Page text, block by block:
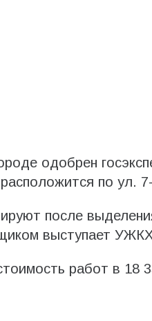
одобрен
по ул.
после
выступает
работ в 18